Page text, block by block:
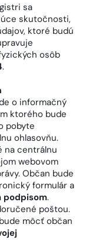
sa
skutočnosti,
ktoré budú
osôb
.
o informačný
ktorého bude
pobyte
ohlasovňu.
na centrálnu
webovom
Občan bude
formulár a
podpisom.
poštou.
môcť občan